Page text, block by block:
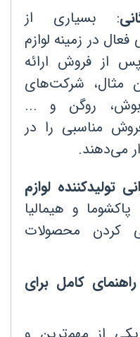
: بسیاری از
در زمینه لوازم
از فروش ارائه
مثال، شرکت‌های
بوش، روگن و ...
مناسبی را در
می‌دهند.
تولیدکننده لوازم
پاکشوما و هیمالیا
کردن محصولات
کامل برای